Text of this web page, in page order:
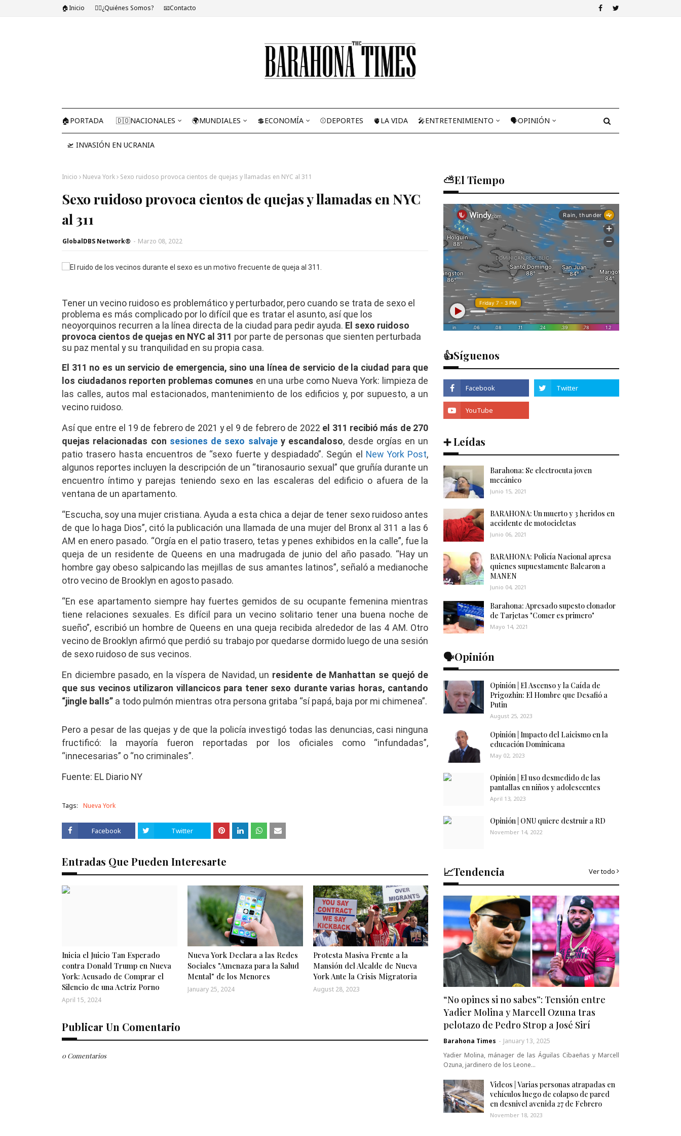
🏠Inicio 🤷‍♂️¿Quiénes Somos? 📧Contacto
🏠PORTADA 🇩🇴NACIONALES 🌍MUNDIALES 💲ECONOMÍA ⚾DEPORTES 🫀LA VIDA 🎤ENTRETENIMIENTO 🗣OPINIÓN
🛫 INVASIÓN EN UCRANIA
Inicio Nueva York Sexo ruidoso provoca cientos de quejas y llamadas en NYC al 311
Sexo ruidoso provoca cientos de quejas y llamadas en NYC
al 311
GlobalDBS Network® - Marzo 08, 2022
Tener un vecino ruidoso es problemático y perturbador, pero cuando se trata de sexo el
problema es más complicado por lo difícil que es tratar el asunto, así que los
neoyorquinos recurren a la línea directa de la ciudad para pedir ayuda. El sexo ruidoso
provoca cientos de quejas en NYC al 311 por parte de personas que sienten perturbada
su paz mental y su tranquilidad en su propia casa.
El 311 no es un servicio de emergencia, sino una línea de servicio de la ciudad para que
los ciudadanos reporten problemas comunes en una urbe como Nueva York: limpieza de
las calles, autos mal estacionados, mantenimiento de los edificios y, por supuesto, a un
vecino ruidoso.
Así que entre el 19 de febrero de 2021 y el 9 de febrero de 2022 el 311 recibió más de 270
quejas relacionadas con sesiones de sexo salvajey escandaloso, desde orgías en un
patio trasero hasta encuentros de “sexo fuerte y despiadado”. Según el New York Post,
algunos reportes incluyen la descripción de un “tiranosaurio sexual” que gruñía durante un
encuentro íntimo y parejas teniendo sexo en las escaleras del edificio o afuera de la
ventana de un apartamento.
“Escucha, soy una mujer cristiana. Ayuda a esta chica a dejar de tener sexo ruidoso antes
de que lo haga Dios”, citó la publicación una llamada de una mujer del Bronx al 311 a las 6
AM en enero pasado. “Orgía en el patio trasero, tetas y penes exhibidos en la calle”, fue la
queja de un residente de Queens en una madrugada de junio del año pasado. “Hay un
hombre gay obeso salpicando las mejillas de sus amantes latinos”, señaló a medianoche
otro vecino de Brooklyn en agosto pasado.
“En ese apartamento siempre hay fuertes gemidos de su ocupante femenina mientras
tiene relaciones sexuales. Es difícil para un vecino solitario tener una buena noche de
sueño”, escribió un hombre de Queens en una queja recibida alrededor de las 4 AM. Otro
vecino de Brooklyn afirmó que perdió su trabajo por quedarse dormido luego de una sesión
de sexo ruidoso de sus vecinos.
En diciembre pasado, en la víspera de Navidad, un residente de Manhattan se quejó de
que sus vecinos utilizaron villancicos para tener sexo durante varias horas, cantando
“jingle balls” a todo pulmón mientras otra persona gritaba “sí papá, baja por mi chimenea”.
Pero a pesar de las quejas y de que la policía investigó todas las denuncias, casi ninguna
fructificó: la mayoría fueron reportadas por los oficiales como “infundadas”,
“innecesarias” o “no criminales”.
Fuente: EL Diario NY
Tags: Nueva York
Facebook Twitter
Entradas Que Pueden Interesarte
Inicia el Juicio Tan Esperado
contra Donald Trump en Nueva
York: Acusado de Comprar el
Silencio de una Actriz Porno
April 15, 2024
Nueva York Declara a las Redes
Sociales "Amenaza para la Salud
Mental" de los Menores
January 25, 2024
Protesta Masiva Frente a la
Mansión del Alcalde de Nueva
York Ante la Crisis Migratoria
August 28, 2023
Publicar Un Comentario
0 Comentarios
⛅El Tiempo
👍Síguenos
➕ Leídas
Barahona: Se electrocuta joven
mecánico
Junio 15, 2021
BARAHONA: Un muerto y 3 heridos en
accidente de motocicletas
Junio 06, 2021
BARAHONA: Policía Nacional apresa
quienes supuestamente Balearon a
MANEN
Junio 04, 2021
Barahona: Apresado supesto clonador
de Tarjetas "Comer es primero"
Mayo 14, 2021
🗣️Opinión
Opinión | El Ascenso y la Caída de
Prigozhin: El Hombre que Desafió a
Putin
August 25, 2023
Opinión | Impacto del Laicismo en la
educación Dominicana
May 02, 2023
Opinión | El uso desmedido de las
pantallas en niños y adolescentes
April 13, 2023
Opinión | ONU quiere destruir a RD
November 14, 2022
📈Tendencia Ver todo
“No opines si no sabes”: Tensión entre
Yadier Molina y Marcell Ozuna tras
pelotazo de Pedro Strop a José Sirí
Barahona Times - January 13, 2025
Yadier Molina, mánager de las Águilas Cibaeñas y Marcell
Ozuna, jardinero de los Leone…
Videos | Varias personas atrapadas en
vehículos luego de colapso de pared
en desnivel avenida 27 de Febrero
November 18, 2023